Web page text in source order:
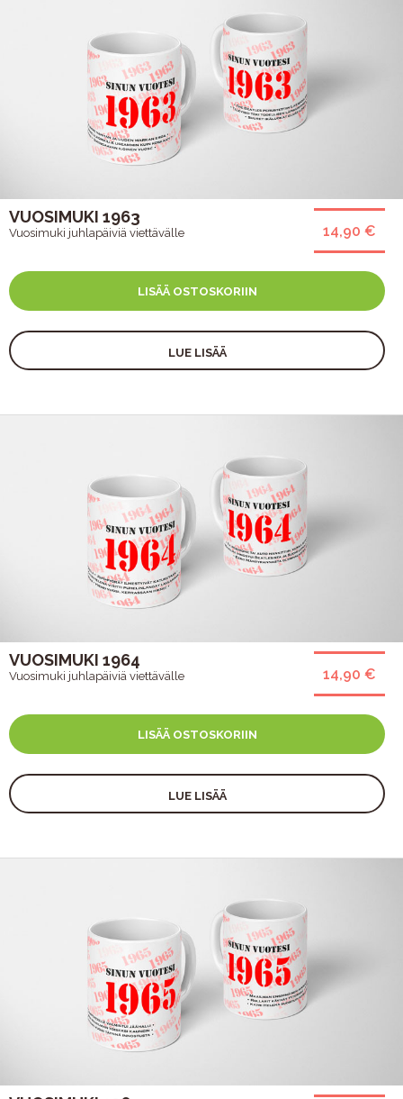
14,90 €
VUOSIMUKI 1963
Vuosimuki juhlapäiviä viettävälle
LISÄÄ OSTOSKORIIN
LUE LISÄÄ
14,90 €
VUOSIMUKI 1964
Vuosimuki juhlapäiviä viettävälle
LISÄÄ OSTOSKORIIN
LUE LISÄÄ